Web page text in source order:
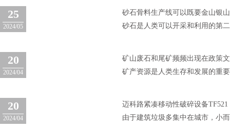
25
2024/05
砂石骨料生产线可以既要金山银
砂石是人类可以开采和利用的第
20
2024/04
矿山废石和尾矿频频出现在政策
矿产资源是人类生存和发展的重
20
2024/04
迈科路紧凑移动性破碎设备
由于建筑垃圾多集中在城市，小